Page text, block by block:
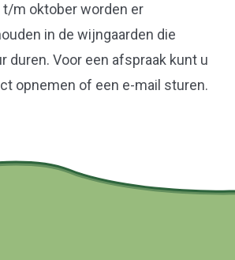
t/m oktober worden er
in de wijngaarden die
duren. Voor een afspraak kunt u
opnemen of een e-mail sturen.